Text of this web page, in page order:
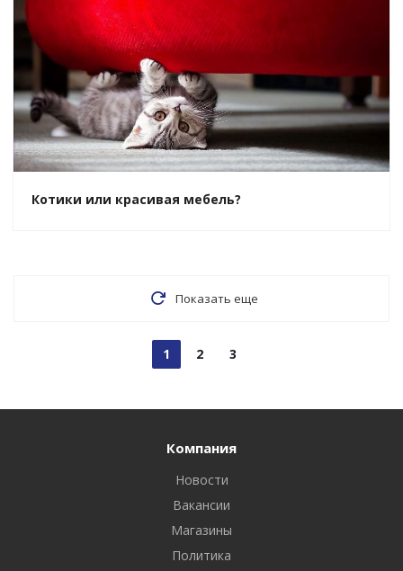
Котики или красивая мебель?
Показать еще
1 2 3
Компания
Новости
Вакансии
Магазины
Политика